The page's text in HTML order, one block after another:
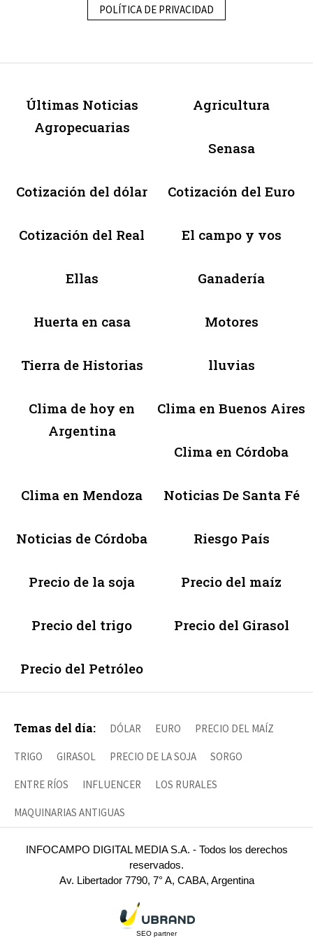
POLÍTICA DE PRIVACIDAD
Últimas Noticias
Agropecuarias
Agricultura
Senasa
Cotización del dólar Cotización del Euro
Cotización del Real El campo y vos
Ellas Ganadería
Huerta en casa Motores
Tierra de Historias lluvias
Clima de hoy en
Argentina
Clima en Buenos Aires
Clima en Córdoba
Clima en Mendoza Noticias De Santa Fé
Noticias de Córdoba Riesgo País
Precio de la soja Precio del maíz
Precio del trigo Precio del Girasol
Precio del Petróleo
Temas del día: DÓLAR EURO PRECIO DEL MAÍZ
TRIGO GIRASOL PRECIO DE LA SOJA SORGO
ENTRE RÍOS INFLUENCER LOS RURALES
MAQUINARIAS ANTIGUAS
INFOCAMPO DIGITAL MEDIA S.A. - Todos los derechos
reservados.
Av. Libertador 7790, 7° A, CABA, Argentina
SEO partner